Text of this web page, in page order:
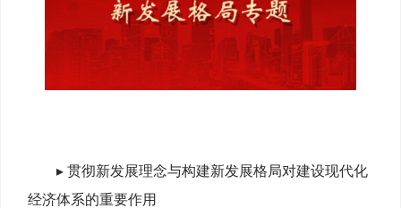
▸ 贯彻新发展理念与构建新发展格局对建设现代化
经济体系的重要作用